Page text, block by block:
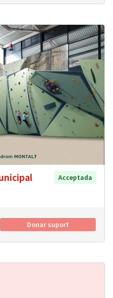
Acceptada
Donar suport